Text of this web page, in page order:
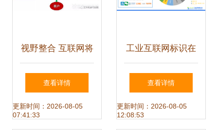
视野整合 互联网将
深刻重塑工程机械
生态圈——以设备
查看详情
更新时间：2026-08-05
07:41:33
工业互联网标识在
设备销售中的革命
性应用
查看详情
更新时间：2026-08-05
12:08:53